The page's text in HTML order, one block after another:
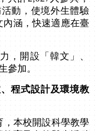
動，使境外生體驗
涵，快速適應在臺
，開設「韓文」、
參加。
程式設計及環境教
本校開設科學教學